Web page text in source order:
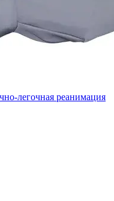
легочная реанимация